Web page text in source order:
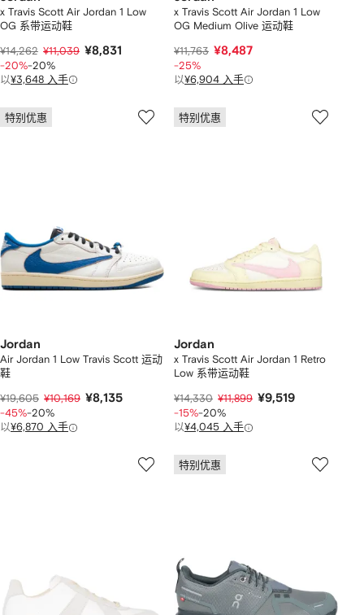
x Travis Scott Air Jordan 1 Low
OG 系带运动鞋
¥14,262 ¥11,039 ¥8,831
-20%-20%
以¥3,648 入手
x Travis Scott Air Jordan 1 Low
OG Medium Olive 运动鞋
¥11,763 ¥8,487
-25%
以¥6,904 入手
特别优惠
Jordan
Air Jordan 1 Low Travis Scott 运动
鞋
¥19,605 ¥10,169 ¥8,135
-45%-20%
以¥6,870 入手
特别优惠
Jordan
x Travis Scott Air Jordan 1 Retro
Low 系带运动鞋
¥14,330 ¥11,899 ¥9,519
-15%-20%
以¥4,045 入手
特别优惠